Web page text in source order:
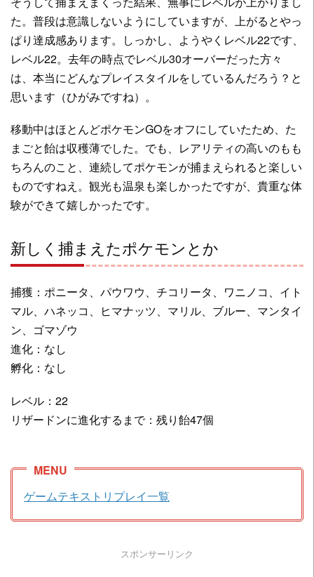
た。普段は意識しないようにしていますが、上がるとやっ
ぱり達成感あります。しっかし、ようやくレベル22です、
レベル22。去年の時点でレベル30オーバーだった方々
は、本当にどんなプレイスタイルをしているんだろう？と
思います（ひがみですね）。
移動中はほとんどポケモンGOをオフにしていたため、た
まごと飴は収穫薄でした。でも、レアリティの高いのもも
ちろんのこと、連続してポケモンが捕まえられると楽しい
ものですねえ。観光も温泉も楽しかったですが、貴重な体
験ができて嬉しかったです。
新しく捕まえたポケモンとか
捕獲：ポニータ、パウワウ、チコリータ、ワニノコ、イト
マル、ハネッコ、ヒマナッツ、マリル、ブルー、マンタイ
ン、ゴマゾウ
進化：なし
孵化：なし
レベル：22
リザードンに進化するまで：残り飴47個
ゲームテキストリプレイ一覧
スポンサーリンク